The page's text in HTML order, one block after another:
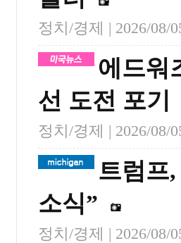
정치/경제 | 2026/08/
에드워
선 도전 포기
정치/경제 | 2026/08/
트럼프
소식”
정치/경제 | 2026/08/